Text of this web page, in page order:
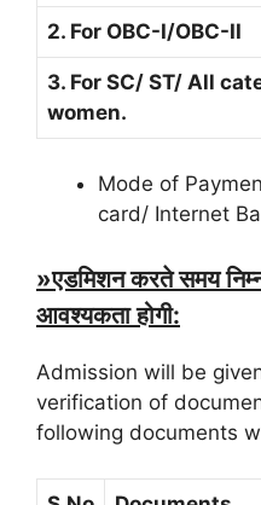
2. For OBC-I/OBC-II
3. For SC/ ST/ All
women.
Mode of
card/ Internet
»एडमिशन करते समय
आवश्यकता होगी:
Admission will be
verification of
following documents